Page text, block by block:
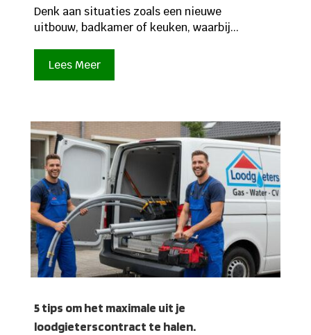
Denk aan situaties zoals een nieuwe
uitbouw, badkamer of keuken, waarbij...
Lees Meer
5 tips om het maximale uit je
loodgieterscontract te halen.